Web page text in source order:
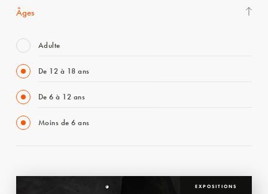
Âges
Adulte
De 12 à 18 ans
De 6 à 12 ans
Moins de 6 ans
EXPOSITIONS